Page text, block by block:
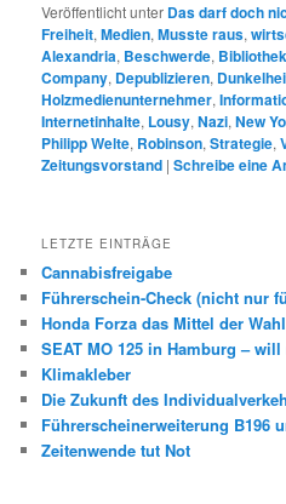
Veröffentlicht unter Das darf doch
Freiheit,Medien,Musste raus,
Alexandria, Beschwerde, Bibliothek
Company, Depublizieren,
Holzmedienunternehmer,
Internetinhalte, Lousy,Nazi,New
Philipp Welte, Robinson,Strategie,
Zeitungsvorstand |Schreibe eine
LETZTE EINTRÄGE
Cannabisfreigabe
Führerschein-Check (nicht nur
Honda Forza das Mittel der
SEAT MO 125 in Hamburg –
Klimakleber
Die Zukunft des
Führerscheinerweiterung B196
Zeitenwende tut Not